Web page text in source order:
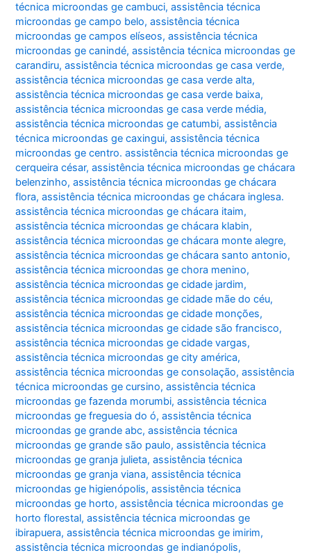
técnica microondas ge cambuci,assistência técnica
microondas ge campo belo,assistência técnica
microondas ge campos elíseos,assistência técnica
microondas ge canindé,assistência técnica microondas ge
carandiru,assistência técnica microondas ge casa verde,
assistência técnica microondas ge casa verde alta,
assistência técnica microondas ge casa verde baixa,
assistência técnica microondas ge casa verde média,
assistência técnica microondas ge catumbi,assistência
técnica microondas ge caxingui,assistência técnica
microondas ge centro. assistência técnica microondas ge
cerqueira césar,assistência técnica microondas ge chácara
belenzinho,assistência técnica microondas ge chácara
flora,assistência técnica microondas ge chácara inglesa.
assistência técnica microondas ge chácara itaim,
assistência técnica microondas ge chácara klabin,
assistência técnica microondas ge chácara monte alegre,
assistência técnica microondas ge chácara santo antonio,
assistência técnica microondas ge chora menino,
assistência técnica microondas ge cidade jardim,
assistência técnica microondas ge cidade mãe do céu,
assistência técnica microondas ge cidade monções,
assistência técnica microondas ge cidade são francisco,
assistência técnica microondas ge cidade vargas,
assistência técnica microondas ge city américa,
assistência técnica microondas ge consolação,assistência
técnica microondas ge cursino,assistência técnica
microondas ge fazenda morumbi,assistência técnica
microondas ge freguesia do ó,assistência técnica
microondas ge grande abc,assistência técnica
microondas ge grande são paulo,assistência técnica
microondas ge granja julieta,assistência técnica
microondas ge granja viana,assistência técnica
microondas ge higienópolis,assistência técnica
microondas ge horto,assistência técnica microondas ge
horto florestal,assistência técnica microondas ge
ibirapuera,assistência técnica microondas ge imirim,
assistência técnica microondas ge indianópolis,